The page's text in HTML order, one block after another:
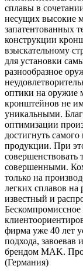
сплавы в
несущих высокие
запатентованных
конструкции
взыскательному
для установки
разнообразное
оптики на оружие
кронштейнов не
уникальными.
оптимизации
достигнуть
продукции. При
совершенствовать
совершенными.
только на
легких сплавов
известный и
фирма уже 40 лет
подхода, завоевав
брендом MAK.
(Германия)